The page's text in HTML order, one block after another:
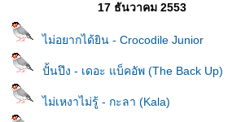
17 ธันวาคม 2553
ไม่อยากได้ยิน - Crocodile Junior
ปั้นปึง - เดอะ แบ็คอัพ (The Back Up)
ไม่เหงาไม่รู้ - กะลา (Kala)